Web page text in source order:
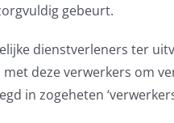
gebeurt.
dienstverleners ter
deze verwerkers om
in zogeheten